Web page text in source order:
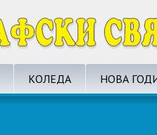
КОЛЕДА НОВА